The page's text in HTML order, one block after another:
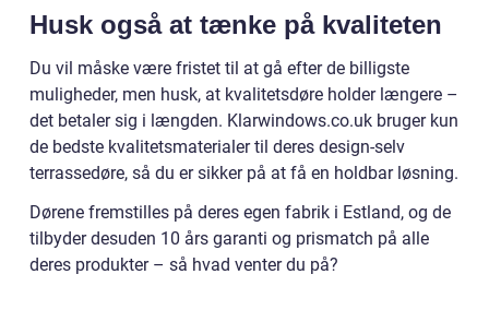
Husk også at tænke på kvaliteten
Du vil måske være fristet til at gå efter de billigste
muligheder, men husk, at kvalitetsdøre holder længere –
det betaler sig i længden. Klarwindows.co.uk bruger kun
de bedste kvalitetsmaterialer til deres design-selv
terrassedøre, så du er sikker på at få en holdbar løsning.
Dørene fremstilles på deres egen fabrik i Estland, og de
tilbyder desuden 10 års garanti og prismatch på alle
deres produkter – så hvad venter du på?